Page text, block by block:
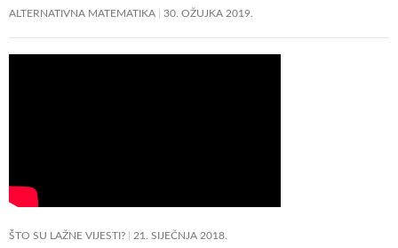
ALTERNATIVNA MATEMATIKA 30. OŽUJKA 2019.
ŠTO SU LAŽNE VIJESTI? 21. SIJEČNJA 2018.